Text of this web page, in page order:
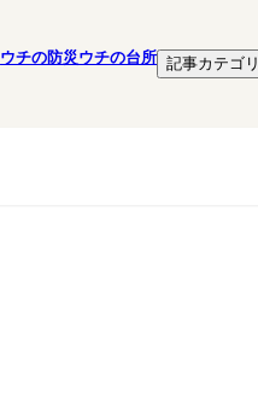
ウチの防災ウチの台所 記事カテゴリ